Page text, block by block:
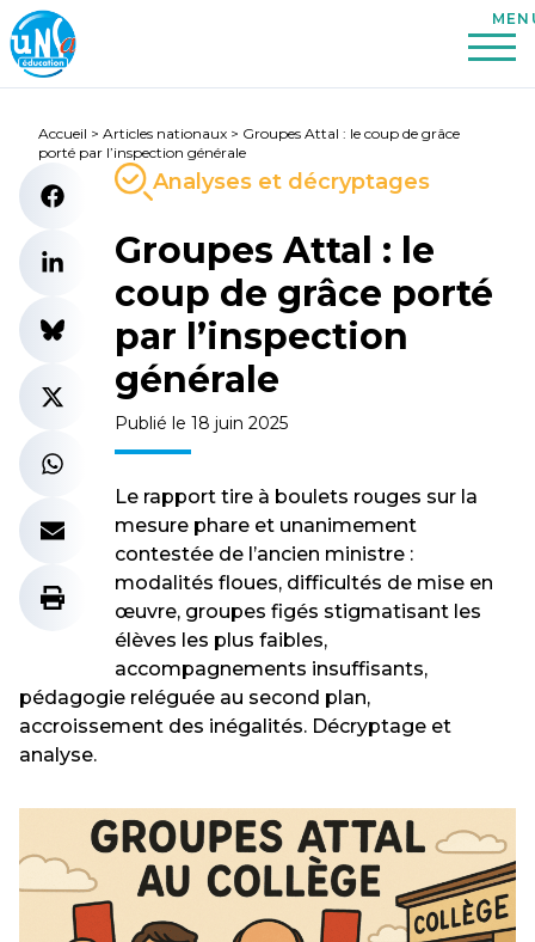
Accueil > Articles nationaux > Groupes Attal : le coup de grâce
porté par l’inspection générale
Analyses et décryptages
Groupes Attal : le
coup de grâce porté
par l’inspection
générale
Publié le 18 juin 2025
Le rapport tire à boulets rouges sur la
mesure phare et unanimement
contestée de l’ancien ministre :
modalités floues, difficultés de mise en
œuvre, groupes figés stigmatisant les
élèves les plus faibles,
accompagnements insuffisants,
pédagogie reléguée au second plan,
accroissement des inégalités. Décryptage et
analyse.